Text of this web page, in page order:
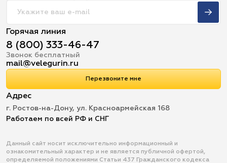
Горячая линия
8 (800) 333-46-47
Звонок бесплатный
mail@velegurin.ru
Перезвоните мне
Адрес
г. Ростов-на-Дону, ул. Красноармейская 168
Работаем по всей РФ и СНГ
Данный сайт носит исключительно информационный и
ознакомительный характер и не является публичной офертой,
определяемой положениями Статьи 437 Гражданского кодекса